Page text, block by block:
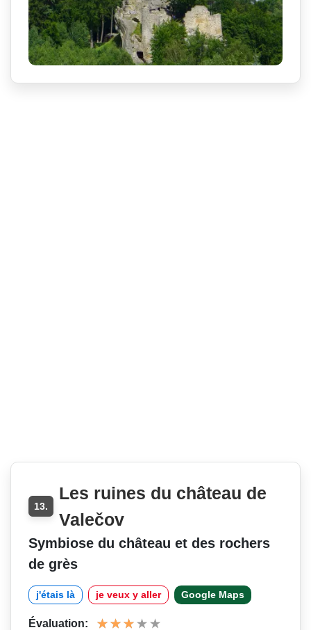
13.
Les ruines du château de
Valečov
Symbiose du château et des rochers
de grès
j'étais là je veux y aller Google Maps
Évaluation: